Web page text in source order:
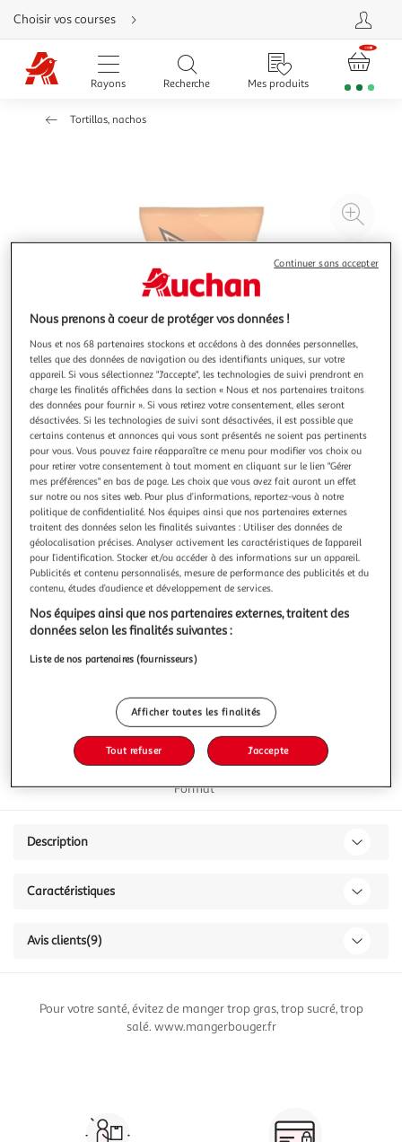
Aller
directement
au
contenu
Aller
directement
Aller
Choisir vos courses
Rayons Recherche Mes produits
Tortillas, nachos
à
4.3 (9)
DORITOS
Tortillas goût nacho au fromage
DORITOS, CRAQUEZ POUR UN MAX DE CRUNCH* : Avec
une saveur intense, un croquant à toute épreuve et une
forme triangulaire qui permet de les accompagner de
sauce, les tortillas Doritos constituent un en-cas savoureux
pour les apéros entre amis. Un plaisir à déguster avec ou
sans sauces. *croustillant
En savoir +
160g
Format
Description
Caractéristiques
Avis clients(9)
Pour votre santé, évitez de manger trop gras, trop sucré, trop
salé. www.mangerbouger.fr
Nous prenons à coeur de protéger vos données !
Nous et nos 68 partenaires stockons et accédons à des données personnelles,
telles que des données de navigation ou des identifiants uniques, sur votre
appareil. Si vous sélectionnez "J'accepte", les technologies de suivi prendront en
charge les finalités affichées dans la section « Nous et nos partenaires traitons
des données pour fournir ». Si vous retirez votre consentement, elles seront
désactivées. Si les technologies de suivi sont désactivées, il est possible que
certains contenus et annonces qui vous sont présentés ne soient pas pertinents
pour vous. Vous pouvez faire réapparaître ce menu pour modifier vos choix ou
pour retirer votre consentement à tout moment en cliquant sur le lien "Gérer
mes préférences" en bas de page. Les choix que vous avez fait auront un effet
sur notre ou nos sites web. Pour plus d’informations, reportez-vous à notre
politique de confidentialité. Nos équipes ainsi que nos partenaires externes
traitent des données selon les finalités suivantes : Utiliser des données de
géolocalisation précises. Analyser activement les caractéristiques de l’appareil
pour l’identification. Stocker et/ou accéder à des informations sur un appareil.
Publicités et contenu personnalisés, mesure de performance des publicités et du
contenu, études d’audience et développement de services.
Nos équipes ainsi que nos partenaires externes, traitent des
données selon les finalités suivantes :
Liste de nos partenaires (fournisseurs)
Afficher toutes les finalités
Tout refuser J'accepte
Continuer sans accepter